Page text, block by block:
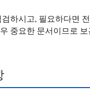
하시고, 필요하다면
중요한 문서이므로 보